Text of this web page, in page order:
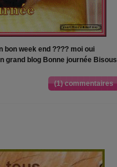
bon week end ???? moi oui
grand blog Bonne journée Bisous
(1) commentaires